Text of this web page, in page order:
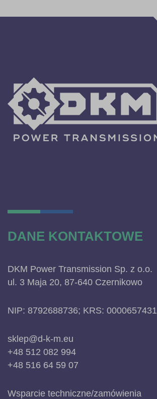
DANE KONTAKTOWE
DKM Power Transmission Sp. z o.o.
ul. 3 Maja 20, 87-640 Czernikowo
NIP: 8792688736; KRS: 0000657431
sklep@d-k-m.eu
+48 512 082 994
+48 516 64 59 07
Wsparcie techniczne/zamówienia